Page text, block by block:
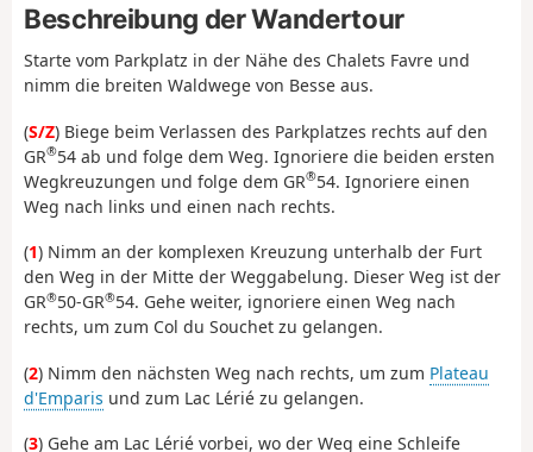
Beschreibung der Wandertour
Starte vom Parkplatz in der Nähe des Chalets Favre und
nimm die breiten Waldwege von Besse aus.
(S/Z) Biege beim Verlassen des Parkplatzes rechts auf den
GR®54 ab und folge dem Weg. Ignoriere die beiden ersten
Wegkreuzungen und folge dem GR®54. Ignoriere einen
Weg nach links und einen nach rechts.
(1) Nimm an der komplexen Kreuzung unterhalb der Furt
den Weg in der Mitte der Weggabelung. Dieser Weg ist der
GR®50-GR®54. Gehe weiter, ignoriere einen Weg nach
rechts, um zum Col du Souchet zu gelangen.
(2) Nimm den nächsten Weg nach rechts, um zum Plateau
d'Emparis und zum Lac Lérié zu gelangen.
(3) Gehe am Lac Lérié vorbei, wo der Weg eine Schleife